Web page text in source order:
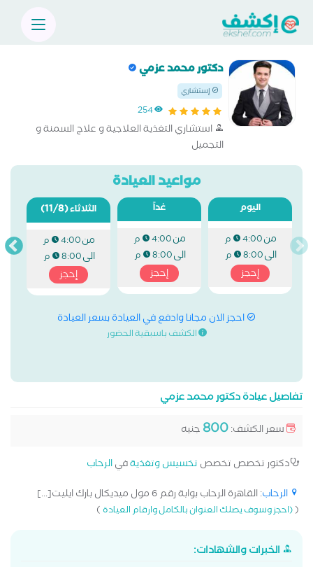
دكتور محمد عزمي
إستشاري
254
استشاري التغذية العلاجية و علاج السمنة و
التجميل
مواعيد العيادة
اليوم
من4:00 م
الى8:00 م
إحجز
غداً
من4:00 م
الى8:00 م
إحجز
الثلاثاء(11/8)
من4:00 م
الى8:00 م
إحجز
احجز الان مجانا وادفع في العيادة بسعر العيادة
الكشف باسبقية الحضور
تفاصيل عيادة دكتور محمد عزمي
سعر الكشف:800 جنيه
دكتور تخصص تخصص تخسيس وتغذيةفيالرحاب
الرحاب: القاهرة الرحاب بوابة رقم 6 مول ميديكال بارك ايليت[...]
((احجز وسوف يصلك العنوان بالكامل وارقام العيادة)
الخبرات والشهادات: